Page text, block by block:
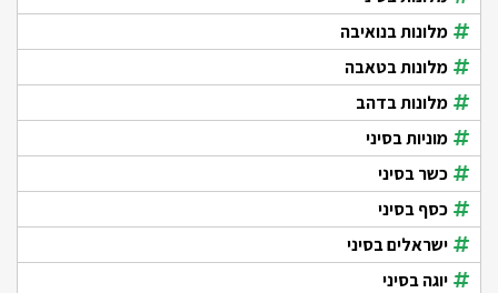
מלונות בנואיבה
מלונות בטאבה
מלונות בדהב
מוניות בסיני
כשר בסיני
כסף בסיני
ישראלים בסיני
יוגה בסיני